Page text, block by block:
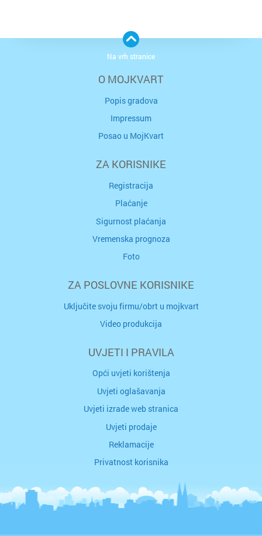
O MOJKVART
Popis gradova
Impressum
Posao u MojKvart
ZA KORISNIKE
Registracija
Plaćanje
Sigurnost plaćanja
Vremenska prognoza
Foto
ZA POSLOVNE KORISNIKE
Uključite svoju firmu/obrt u mojkvart
Video produkcija
UVJETI I PRAVILA
Opći uvjeti korištenja
Uvjeti oglašavanja
Uvjeti izrade web stranica
Uvjeti prodaje
Reklamacije
Privatnost korisnika
Na vrh stranice